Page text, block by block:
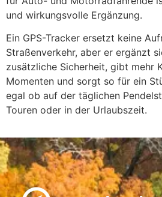
und wirkungsvolle Ergänzung.
Ein GPS-Tracker ersetzt keine
Straßenverkehr, aber er ergänzt
zusätzliche Sicherheit, gibt mehr
Momenten und sorgt so für ein
egal ob auf der täglichen
Touren oder in der Urlaubszeit.